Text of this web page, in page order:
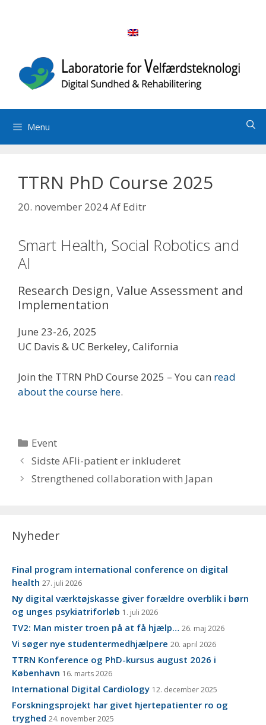
Menu
TTRN PhD Course 2025
20. november 2024Af Editr
Smart Health, Social Robotics and
AI
Research Design, Value Assessment and
Implementation
June 23-26, 2025
UC Davis & UC Berkeley, California
Join the TTRN PhD Course 2025 – You can read
about the course here.
Kategorier
Event
Sidste AFli-patient er inkluderet
Strengthened collaboration with Japan
Nyheder
Final program international conference on digital
health 27. juli 2026
Ny digital værktøjskasse giver forældre overblik i børn
og unges psykiatriforløb 1. juli 2026
TV2: Man mister troen på at få hjælp… 26. maj 2026
Vi søger nye studentermedhjælpere 20. april 2026
TTRN Konference og PhD-kursus august 2026 i
København 16. marts 2026
International Digital Cardiology 12. december 2025
Forskningsprojekt har givet hjertepatienter ro og
tryghed 24. november 2025